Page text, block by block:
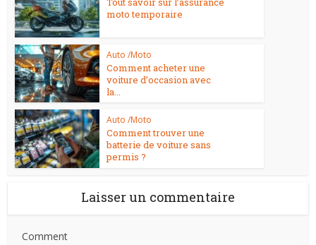
moto temporaire
Auto /Moto
Comment acheter une
voiture d’occasion avec
la...
Auto /Moto
Comment trouver une
batterie de voiture sans
permis ?
Laisser un commentaire
Comment